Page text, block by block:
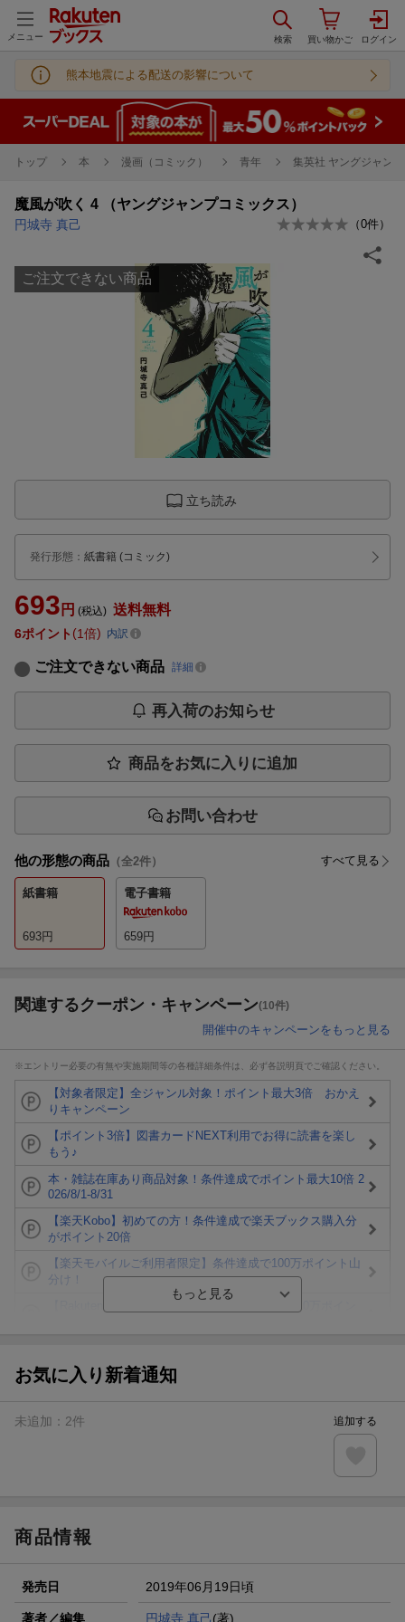
メニュー
熊本地震による配送の影響について
トップ 本 漫画（コミック） 青年 集英社 ヤングジャン
魔風が吹く 4 （ヤングジャンプコミックス）
円城寺 真己 （0件）
ご注文できない商品
立ち読み
発行形態 ： 紙書籍 (コミック)
693 円 (税込) 送料無料
6ポイント 1倍 内訳
ご注文できない商品 詳細
再入荷のお知らせ
商品をお気に入りに追加
お問い合わせ
他の形態の商品 （全2件） すべて見る
紙書籍
693円
電子書籍
659円
関連するクーポン・キャンペーン(10件)
開催中のキャンペーンをもっと見る
※エントリー必要の有無や実施期間等の各種詳細条件は、必ず各説明頁でご確認ください。
【対象者限定】全ジャンル対象！ポイント最大3倍 おかえ
りキャンペーン
【ポイント3倍】図書カードNEXT利用でお得に読書を楽し
もう♪
本・雑誌在庫あり商品対象！条件達成でポイント最大10倍 2
026/8/1-8/31
【楽天Kobo】初めての方！条件達成で楽天ブックス購入分
がポイント20倍
【楽天モバイルご利用者限定】条件達成で100万ポイント山
分け！
が当たる！
楽天モバイル紹介キャンペーンの拡散で300円OFFクーポン
条件達成で楽天限定・宝塚歌劇 宙組貸切公演ペアチケット
お気に入り新着通知
未追加： 2件 追加する
商品情報
発売日 2019年06月19日頃
著者／編集 円城寺 真己(著)